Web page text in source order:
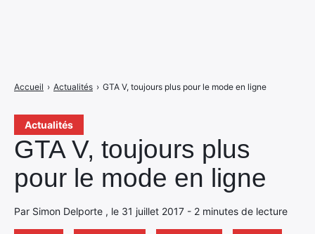
Actualités
GTA V, toujours plus
pour le mode en ligne
Par Simon Delporte , le 31 juillet 2017 - 2 minutes de lecture
Accueil › Actualités › GTA V, toujours plus pour le mode en ligne